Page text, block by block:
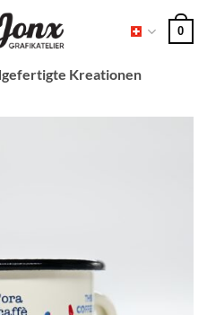
0
Kreationen